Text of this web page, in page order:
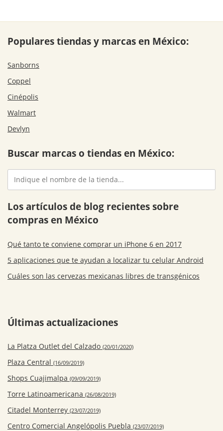
Populares tiendas y marcas en México:
Sanborns
Coppel
Cinépolis
Walmart
Devlyn
Buscar marcas o tiendas en México:
Los artículos de blog recientes sobre
compras en México
Qué tanto te conviene comprar un iPhone 6 en 2017
5 aplicaciones que te ayudan a localizar tu celular Android
Cuáles son las cervezas mexicanas libres de transgénicos
Últimas actualizaciones
La Platza Outlet del Calzado (20/01/2020)
Plaza Central (16/09/2019)
Shops Cuajimalpa (09/09/2019)
Torre Latinoamericana (26/08/2019)
Citadel Monterrey (23/07/2019)
Centro Comercial Angelópolis Puebla (23/07/2019)